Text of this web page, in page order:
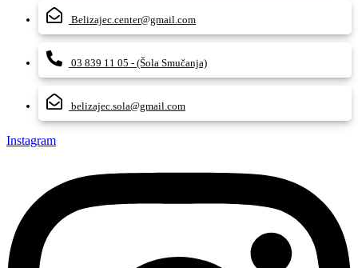
Belizajec.center@gmail.com
03 839 11 05 - (Šola Smučanja)
belizajec.sola@gmail.com
Instagram